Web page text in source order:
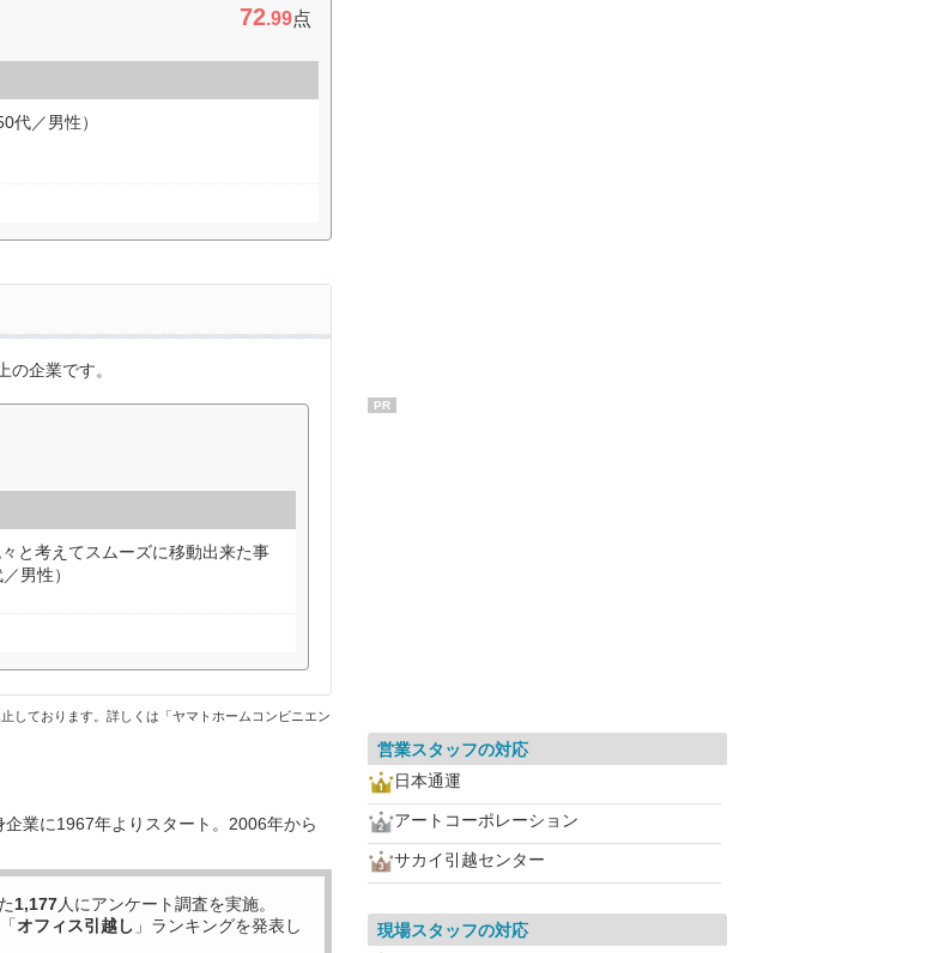
72.99点
代／男性）
企業です。
と考えてスムーズに移動出来た事
男性）
しております。詳しくは「ヤマトホームコンビニエン
業に1967年よりスタート。2006年から
1,177人にアンケート調査を実施。
オフィス引越し 」ランキングを発表し
PR
営業スタッフの対応
日本通運
アートコーポレーション
サカイ引越センター
現場スタッフの対応